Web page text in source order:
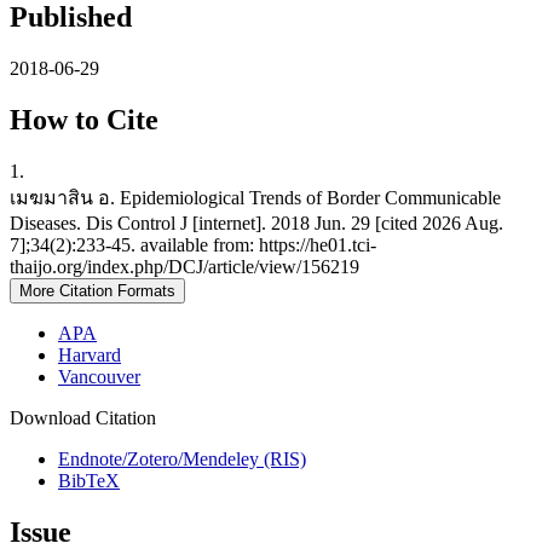
Published
2018-06-29
How to Cite
1.
เมฆมาสิน อ. Epidemiological Trends of Border Communicable
Diseases. Dis Control J [internet]. 2018 Jun. 29 [cited 2026 Aug.
7];34(2):233-45. available from: https://he01.tci-
thaijo.org/index.php/DCJ/article/view/156219
More Citation Formats
APA
Harvard
Vancouver
Download Citation
Endnote/Zotero/Mendeley (RIS)
BibTeX
Issue